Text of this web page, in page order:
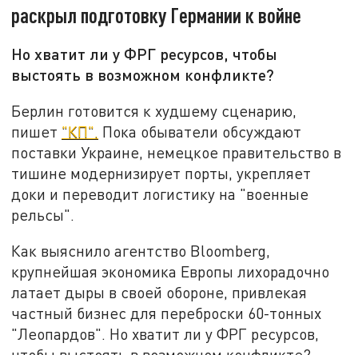
раскрыл подготовку Германии к войне
Но хватит ли у ФРГ ресурсов, чтобы
выстоять в возможном конфликте?
Берлин готовится к худшему сценарию,
пишет "КП". Пока обыватели обсуждают
поставки Украине, немецкое правительство в
тишине модернизирует порты, укрепляет
доки и переводит логистику на "военные
рельсы".
Как выяснило агентство Bloomberg,
крупнейшая экономика Европы лихорадочно
латает дыры в своей обороне, привлекая
частный бизнес для переброски 60-тонных
"Леопардов". Но хватит ли у ФРГ ресурсов,